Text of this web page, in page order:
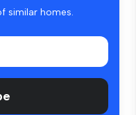
similar homes.